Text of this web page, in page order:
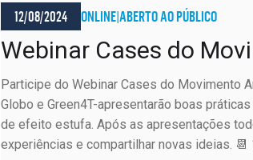
12/08/2024 ONLINE|ABERTO AO PÚBLICO
Webinar Cases do
Participe do Webinar Cases do Movimento
Globo e Green4T-apresentarão boas
de efeito estufa. Após as apresentações
experiências e compartilhar novas ideias.